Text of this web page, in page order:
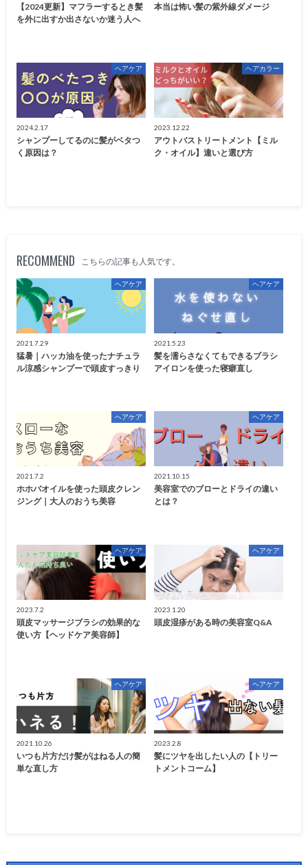
【2024更新】マフラーするとき髪
を外に出すか出さないか迷う人へ
本当は怖い髪の紫外線ダメージ
ヘアケア
2024.2.17
シャンプーしてるのに髪がベタつ
く原因は？
ヘアカラー
2023.12.22
アウトバストリートメント【ミル
ク・オイル】違いと選び方
RECOMMEND こちらの記事も人気です。
ヘアケア
2021.7.29
猛暑｜ハッカ油を使ったナチュラ
ル涼感シャンプーで頭皮すっきり
ヘアケア
2021.5.23
髪を濡らさなくてもできるブラシ
アイロンを使った寝癖直し
ヘアケア
2021.7.2
ホホバオイルを使った頭皮クレン
ジング｜大人のおうち美容
ヘアケア
2021.10.15
美容室でのブローとドライの違い
とは？
ヘアケア
2023.7.2
頭皮マッサージブラシの効果的な
使い方【ヘッドケア美容師】
ヘアケア
2023.1.20
頭皮湿疹がある時の美容室Q&A
ヘアケア
2021.10.26
いつも片方だけ髪がはねる人の簡
単な直し方
ヘアケア
2023.2.8
髪にツヤを出したい人の【トリー
トメントコーム】